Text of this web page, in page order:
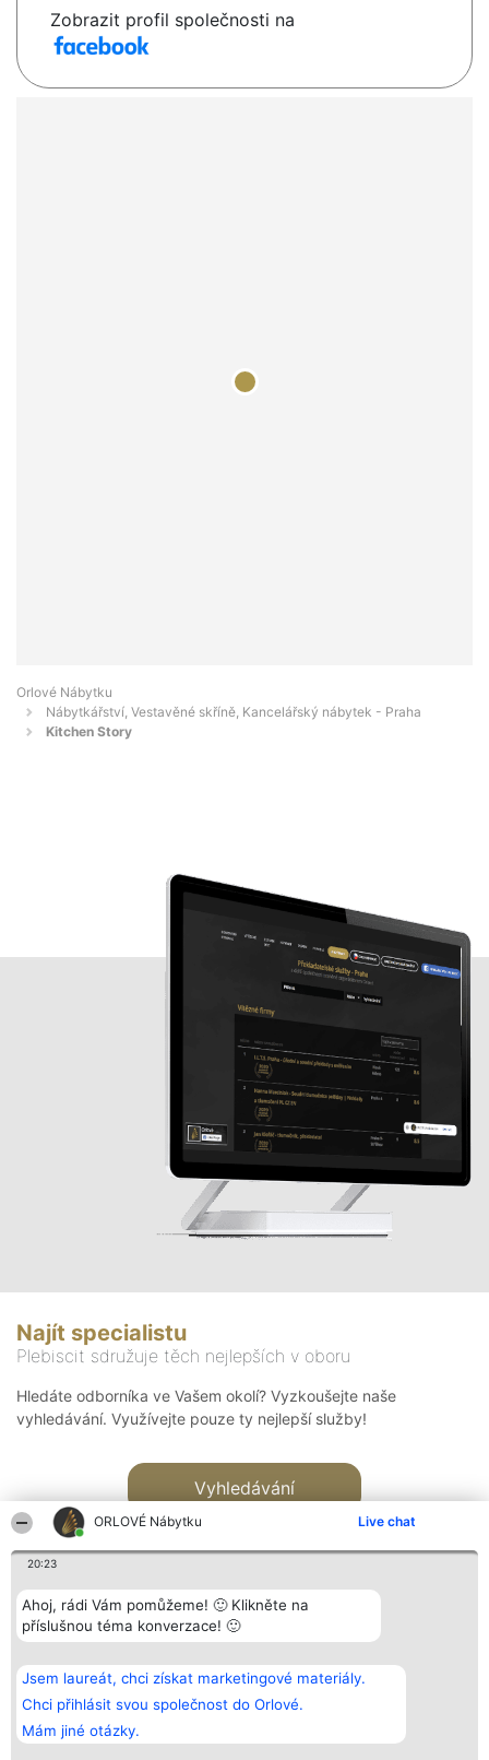
ORLOVÉ Nábytku Live chat
20:23
Ahoj, rádi Vám pomůžeme! 🙂 Klikněte na
příslušnou téma konverzace! 🙂
Jsem laureát, chci získat marketingové materiály.
Chci přihlásit svou společnost do Orlové.
Mám jiné otázky.
Zobrazit profil společnosti na
Orlové Nábytku
Nábytkářství, Vestavěné skříně, Kancelářský nábytek - Praha
Kitchen Story
Najít specialistu
Plebiscit sdružuje těch nejlepších v oboru
Hledáte odborníka ve Vašem okolí? Vyzkoušejte naše
vyhledávání. Využívejte pouze ty nejlepší služby!
Vyhledávání
Bright Side Solutions sp. z o.
o. sp. k.
ul. Ruska 22
Wrocław 50-079
KRS 0000749100 | Regon
381313360 | NIP 8943132676
Vítězové
Seznam všech
laureátů
Zásady
Zásady
Kontakt